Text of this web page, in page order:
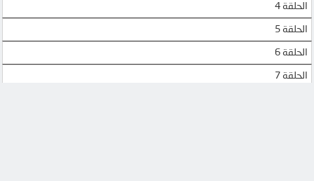
الحلقة 4
الحلقة 5
الحلقة 6
الحلقة 7